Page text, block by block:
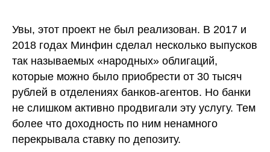
Увы, этот проект не был реализован. В 2017 и
2018 годах Минфин сделал несколько выпусков
так называемых «народных» облигаций,
которые можно было приобрести от 30 тысяч
рублей в отделениях банков-агентов. Но банки
не слишком активно продвигали эту услугу. Тем
более что доходность по ним ненамного
перекрывала ставку по депозиту.